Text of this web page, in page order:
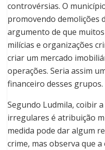
controvérsias. O
promovendo demolições
argumento de que
milícias e organizações
criar um mercado
operações. Seria assim
financeiro desses grupos.
Segundo Ludmila, coibir
irregulares é atribuição
medida pode dar algum
crime, mas observa que